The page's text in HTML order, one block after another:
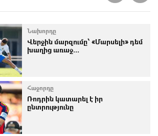
Նախորդը
Վերջին մարզումը՝ «Մարսելի» դեմ
խաղից առաջ...
Հաջորդը
Ռոդրին կատարել է իր
ընտրությունը